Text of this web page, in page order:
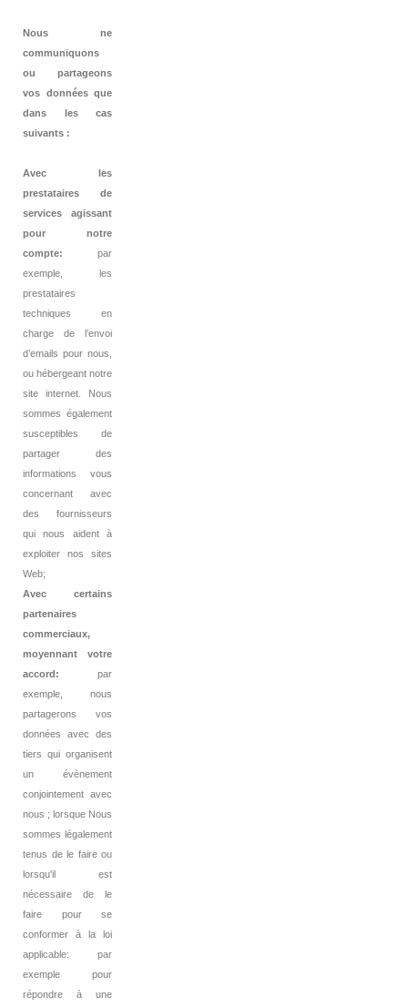
Nous ne
communiquons
ou partageons
vos données que
dans les cas
suivants :
Avec les
prestataires de
services agissant
pour notre
compte: par
exemple, les
prestataires
techniques en
charge de l’envoi
d’emails pour nous,
ou hébergeant notre
site internet. Nous
sommes également
susceptibles de
partager des
informations vous
concernant avec
des fournisseurs
qui nous aident à
exploiter nos sites
Web;
Avec certains
partenaires
commerciaux,
moyennant votre
accord: par
exemple, nous
partagerons vos
données avec des
tiers qui organisent
un évènement
conjointement avec
nous ; lorsque Nous
sommes légalement
tenus de le faire ou
lorsqu'il est
nécessaire de le
faire pour se
conformer à la loi
applicable: par
exemple pour
répondre à une